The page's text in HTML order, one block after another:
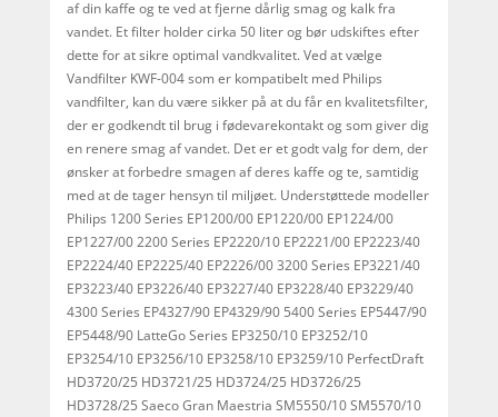
af ​​din kaffe og te ved at fjerne dårlig smag og kalk fra
vandet. Et filter holder cirka 50 liter og bør udskiftes efter
dette for at sikre optimal vandkvalitet. Ved at vælge
Vandfilter KWF-004 som er kompatibelt med Philips
vandfilter, kan du være sikker på at du får en kvalitetsfilter,
der er godkendt til brug i fødevarekontakt og som giver dig
en renere smag af vandet. Det er et godt valg for dem, der
ønsker at forbedre smagen af ​​deres kaffe og te, samtidig
med at de tager hensyn til miljøet. Understøttede modeller
Philips 1200 Series EP1200/00 EP1220/00 EP1224/00
EP1227/00 2200 Series EP2220/10 EP2221/00 EP2223/40
EP2224/40 EP2225/40 EP2226/00 3200 Series EP3221/40
EP3223/40 EP3226/40 EP3227/40 EP3228/40 EP3229/40
4300 Series EP4327/90 EP4329/90 5400 Series EP5447/90
EP5448/90 LatteGo Series EP3250/10 EP3252/10
EP3254/10 EP3256/10 EP3258/10 EP3259/10 PerfectDraft
HD3720/25 HD3721/25 HD3724/25 HD3726/25
HD3728/25 Saeco Gran Maestria SM5550/10 SM5570/10